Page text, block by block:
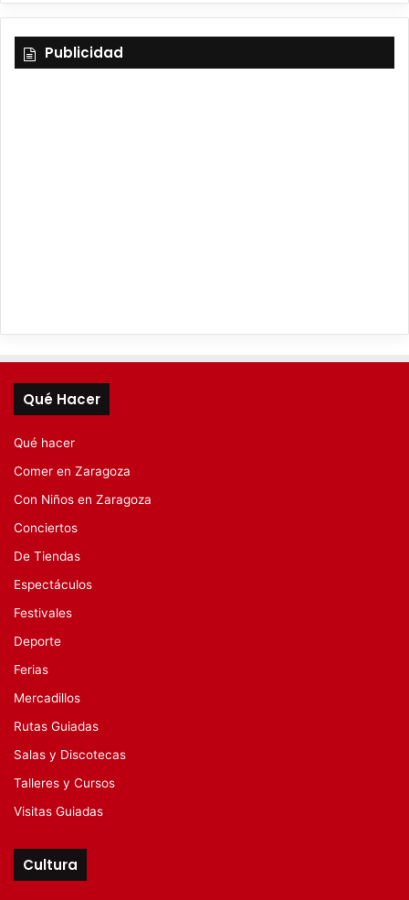
Publicidad
Qué Hacer
Qué hacer
Comer en Zaragoza
Con Niños en Zaragoza
Conciertos
De Tiendas
Espectáculos
Festivales
Deporte
Ferias
Mercadillos
Rutas Guiadas
Salas y Discotecas
Talleres y Cursos
Visitas Guiadas
Cultura